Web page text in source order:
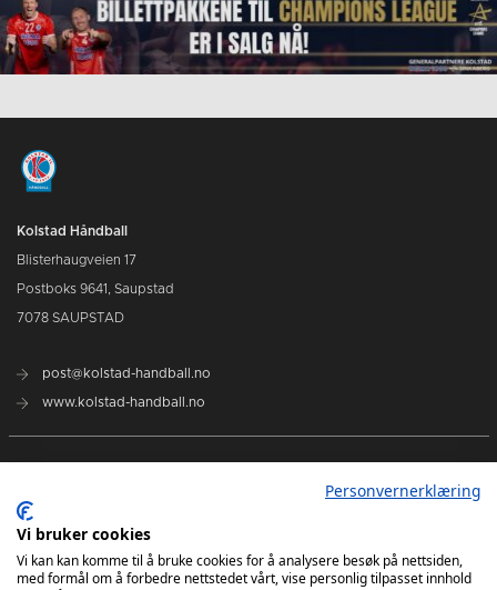
Kolstad Håndball
Blisterhaugveien 17
Postboks 9641, Saupstad
7078 SAUPSTAD
post@kolstad-handball.no
www.kolstad-handball.no
Om Kolstad Håndball
Billetter og sesongkort kjøpes her
Personvernerklæring
Vi bruker cookies
Vi kan kan komme til å bruke cookies for å analysere besøk på nettsiden,
med formål om å forbedre nettstedet vårt, vise personlig tilpasset innhold